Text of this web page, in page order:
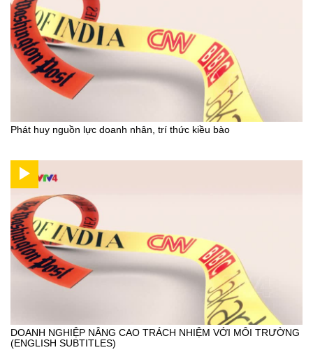
Phát huy nguồn lực doanh nhân, trí thức kiều bào
DOANH NGHIỆP NÂNG CAO TRÁCH NHIỆM VỚI MÔI TRƯỜNG
(ENGLISH SUBTITLES)